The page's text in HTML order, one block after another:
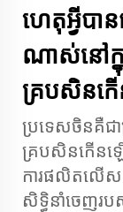
ហេតុអ្វីបា
ណាស់នៅក្នុ
គ្របសិនក
ប្រទេសចិនគឺជ
គ្របសិនកើន
ការផលិតលើស
សិទ្ធិនាំចេញរប